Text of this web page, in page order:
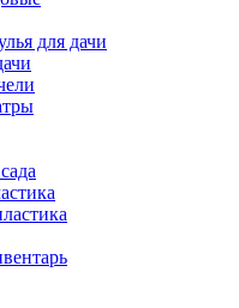
для дачи